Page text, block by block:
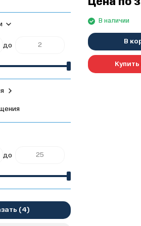
В наличии
В
Купить
до
до